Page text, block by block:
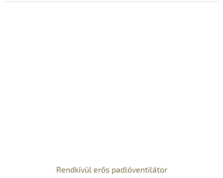
Rendkívül erős padlóventilátor